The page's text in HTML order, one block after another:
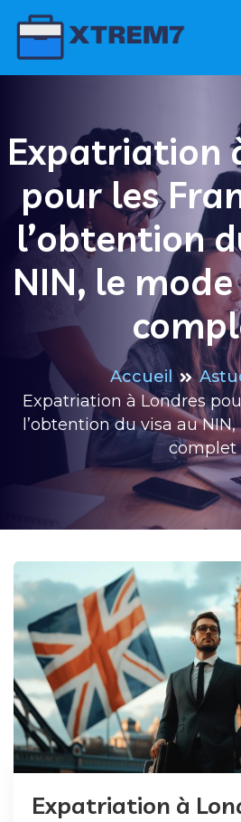
Skip
content
Xtrem7
Vers l'emploi
Expatriation
pour les
l’obtention
NIN, le
Accueil
Expatriation à Londres
l’obtention du visa au
complet
Expatriation à